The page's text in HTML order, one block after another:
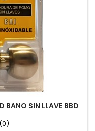
BANO SIN LLAVE BBD
(0)